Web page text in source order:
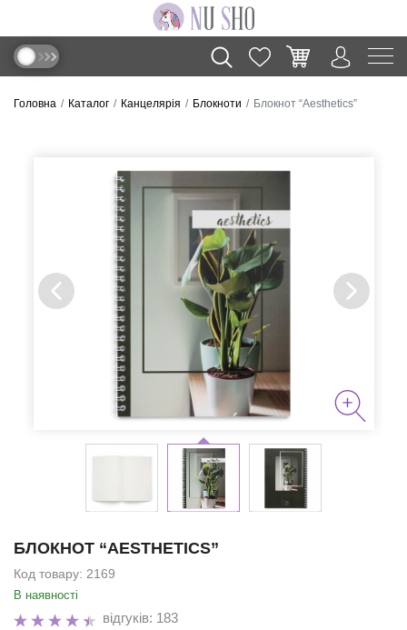
Головна Каталог Канцелярія Блокноти Блокнот “Aesthetics”
БЛОКНОТ “AESTHETICS”
Код товару: 2169
В наявності
відгуків: 183